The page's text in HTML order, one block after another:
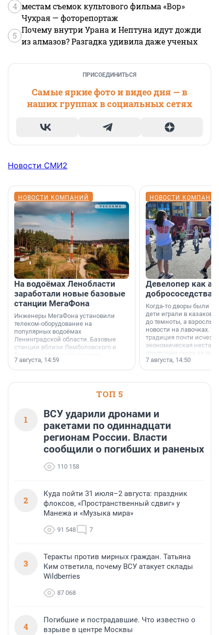
4 местам съемок культового фильма «Вор»
Чухрая — фоторепортаж
5
Почему внутри Урана и Нептуна идут дожди
из алмазов? Разгадка удивила даже ученых
ПРИСОЕДИНИТЬСЯ
Самые яркие фото и видео дня — в
наших группах в социальных сетях
Новости СМИ2
НОВОСТИ КОМПАНИЙ
На водоёмах Ленобласти
заработали новые базовые
станции МегаФона
Инженеры МегаФона установили
телеком-оборудование на
популярных водоёмах
Ленинградской области. Базовые
станции вблизи Лемболовского и
недалеко от Большого Тосненского
водопада.
7 августа, 14:59
НОВОСТИ
Девелопер как
добрососедства
Когда-то дворы были
дети играли в казаков-
до темноты, а
новости на лавочках. В
традиция почти
экономическая
отсутствие ухода за
сделали своё дело.
7 августа, 14:50
ТОП 5
1
ВСУ ударили дронами и
ракетами по одиннадцати
регионам России. Власти
сообщили о погибших и раненых
110 158
2
Куда пойти 31 июля–2 августа: праздник
флоксов, «Пространственный сдвиг» у
Манежа и «Музыка мира»
91 548 7
3
Теракты против мирных граждан. Татьяна
Ким ответила, почему ВСУ атакует склады
Wildberries
87 068
4
Погибшие и пострадавшие. Что известно о
взрыве в центре Москвы